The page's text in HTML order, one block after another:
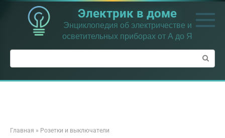
Перейти
контенту
Электрик в доме
Энциклопедия об электричестве и
осветительных приборах от А до Я
Поиск:
Главная » Розетки и выключатели